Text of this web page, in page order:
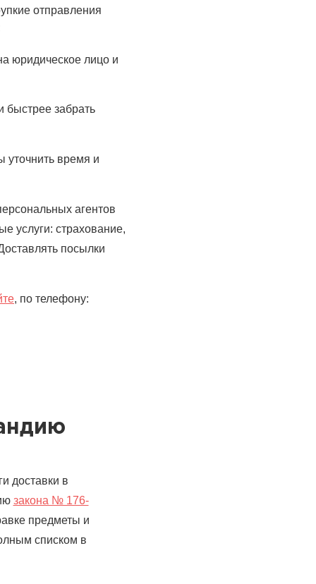
отправления
юридическое лицо и
быстрее забрать
уточнить время и
агентов
услуги: страхование,
посылки
, по телефону:
доставки в
закона № 176-
предметы и
списком в